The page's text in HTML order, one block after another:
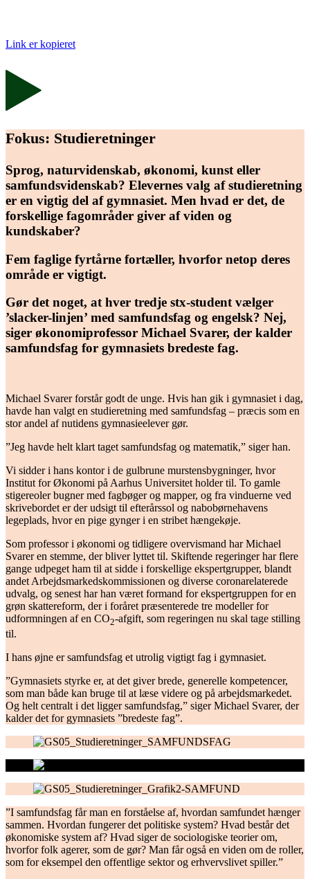
Link er kopieret
Fokus: Studieretninger
Sprog, naturvidenskab, økonomi, kunst eller
samfundsvidenskab? Elevernes valg af studieretning
er en vigtig del af gymnasiet. Men hvad er det, de
forskellige fagområder giver af viden og
kundskaber?
Fem faglige fyrtårne fortæller, hvorfor netop deres
område er vigtigt.
Gør det noget, at hver tredje stx-student vælger
’slacker-linjen’ med samfundsfag og engelsk? Nej,
siger økonomiprofessor Michael Svarer, der kalder
samfundsfag for gymnasiets bredeste fag.
Michael Svarer forstår godt de unge. Hvis han gik i gymnasiet i dag,
havde han valgt en studieretning med samfundsfag – præcis som en
stor andel af nutidens gymnasieelever gør.
”Jeg havde helt klart taget samfundsfag og matematik,” siger han.
Vi sidder i hans kontor i de gulbrune murstensbygninger, hvor
Institut for Økonomi på Aarhus Universitet holder til. To gamle
stigereoler bugner med fagbøger og mapper, og fra vinduerne ved
skrivebordet er der udsigt til efterårssol og nabobørnehavens
legeplads, hvor en pige gynger i en stribet hængekøje.
Som professor i økonomi og tidligere overvismand har Michael
Svarer en stemme, der bliver lyttet til. Skiftende regeringer har flere
gange udpeget ham til at sidde i forskellige ekspertgrupper, blandt
andet Arbejdsmarkedskommissionen og diverse coronarelaterede
udvalg, og senest har han været formand for ekspertgruppen for en
grøn skattereform, der i foråret præsenterede tre modeller for
udformningen af en CO2-afgift, som regeringen nu skal tage stilling
til.
I hans øjne er samfundsfag et utrolig vigtigt fag i gymnasiet.
”Gymnasiets styrke er, at det giver brede, generelle kompetencer,
som man både kan bruge til at læse videre og på arbejdsmarkedet.
Og helt centralt i det ligger samfundsfag,” siger Michael Svarer, der
kalder det for gymnasiets ”bredeste fag”.
”I samfundsfag får man en forståelse af, hvordan samfundet hænger
sammen. Hvordan fungerer det politiske system? Hvad består det
økonomiske system af? Hvad siger de sociologiske teorier om,
hvorfor folk agerer, som de gør? Man får også en viden om de roller,
som for eksempel den offentlige sektor og erhvervslivet spiller.”